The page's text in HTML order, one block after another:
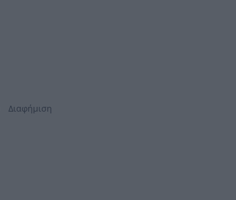
Διαφήμιση